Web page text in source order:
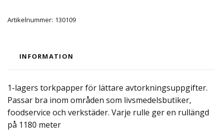
Artikelnummer: 130109
INFORMATION
1-lagers torkpapper för lättare avtorkningsuppgifter.
Passar bra inom områden som livsmedelsbutiker,
foodservice och verkstäder. Varje rulle ger en rullängd
på 1180 meter